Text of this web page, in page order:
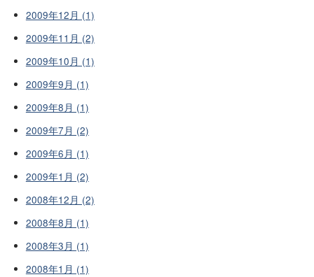
2009年12月 (1)
2009年11月 (2)
2009年10月 (1)
2009年9月 (1)
2009年8月 (1)
2009年7月 (2)
2009年6月 (1)
2009年1月 (2)
2008年12月 (2)
2008年8月 (1)
2008年3月 (1)
2008年1月 (1)